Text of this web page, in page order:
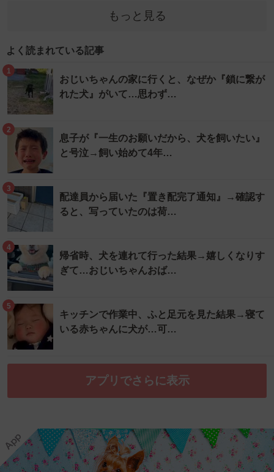
もっと見る
よく読まれている記事
1
おじいちゃんの家に行くと、なぜか『鎖に繋が
れた犬』がいて…思わず…
2
息子が『一生のお願いだから、犬を飼いたい』
と号泣→飼い始めて4年…
3
配達員から届いた『置き配完了通知』→確認す
ると、写っていたのは荷…
4
帰省時、犬を連れて行った結果→嬉しくなりす
ぎて…おじいちゃんおば…
5
キッチンで作業中、ふと足元を見た結果→寝て
いる赤ちゃんに犬が…可…
アプリでさらに表示